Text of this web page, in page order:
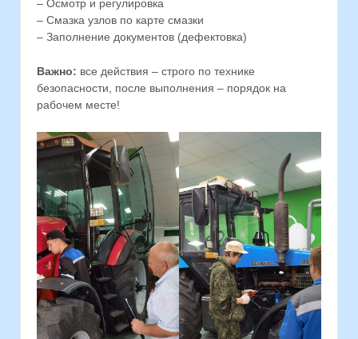
– Осмотр и регулировка
– Смазка узлов по карте смазки
– Заполнение документов (дефектовка)
Важно: все действия – строго по технике
безопасности, после выполнения – порядок на
рабочем месте!